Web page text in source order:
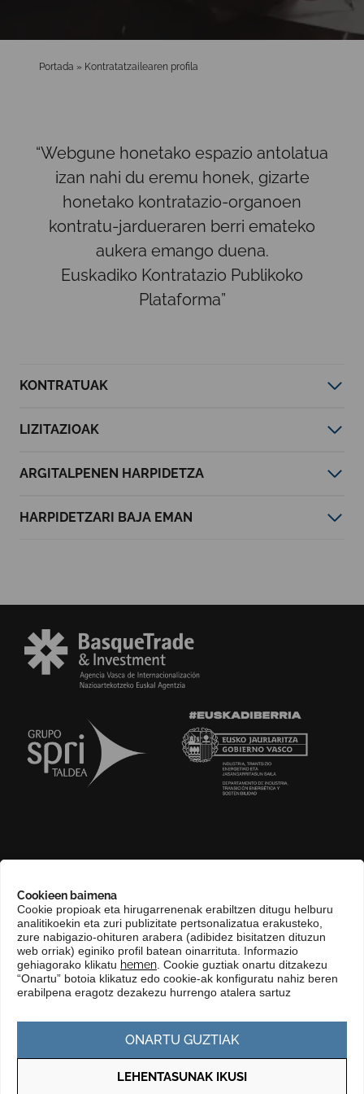
Cookieen baimena
Cookie propioak eta hirugarrenenak erabiltzen ditugu helburu
analitikoekin eta zuri publizitate pertsonalizatua erakusteko,
zure nabigazio-ohituren arabera (adibidez bisitatzen dituzun
web orriak) eginiko profil batean oinarrituta. Informazio
gehiagorako klikatu hemen . Cookie guztiak onartu ditzakezu
“Onartu” botoia klikatuz edo cookie-ak konfiguratu nahiz beren
erabilpena eragotz dezakezu hurrengo atalera sartuz
ONARTU GUZTIAK
LEHENTASUNAK IKUSI
Portada » Kontratatzailearen profila
“Webgune honetako espazio antolatua
izan nahi du eremu honek, gizarte
honetako kontratazio-organoen
kontratu-jardueraren berri emateko
aukera emango duena.
Euskadiko Kontratazio Publikoko
Plataforma”
KONTRATUAK
LIZITAZIOAK
ARGITALPENEN HARPIDETZA
HARPIDETZARI BAJA EMAN
COMPLIANCE CHANNEL
HARREMANETARAKO
EUSKARA
KONTRATATZAILEAREN PROFILA
GARDENTASUN ATARIA